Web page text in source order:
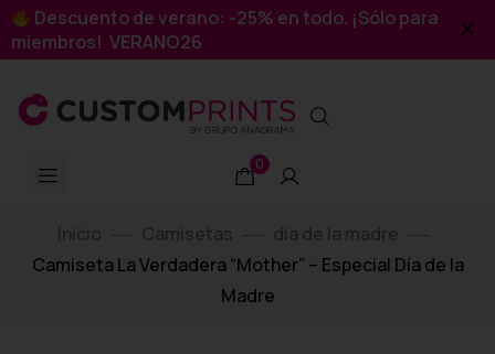
Descuento de verano: -25% en todo. ¡Sólo para
miembros! VERANO26
0
Inicio Camisetas
dia de la madre
Camiseta La Verdadera “Mother” – Especial Día de la
Madre